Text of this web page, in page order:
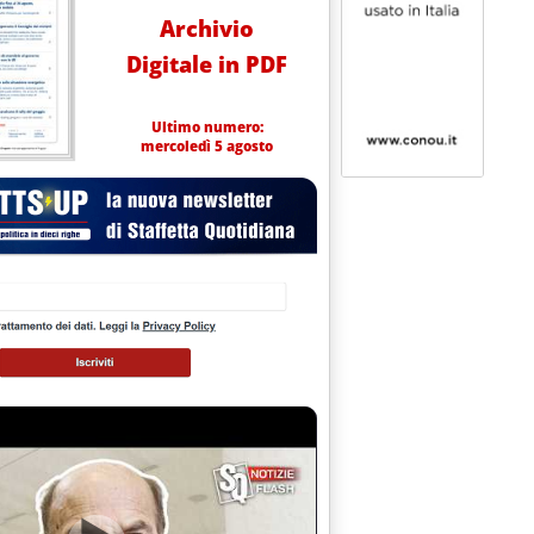
Archivio
Digitale in PDF
Ultimo numero:
mercoledì 5 agosto